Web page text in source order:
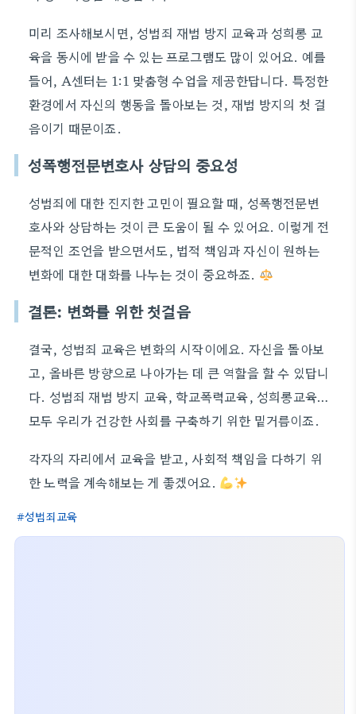
미리 조사해보시면, 성범죄 재범 방지 교육과 성희롱 교
육을 동시에 받을 수 있는 프로그램도 많이 있어요. 예를
들어, A센터는 1:1 맞춤형 수업을 제공한답니다. 특정한
환경에서 자신의 행동을 돌아보는 것, 재범 방지의 첫 걸
음이기 때문이죠.
성폭행전문변호사 상담의 중요성
성범죄에 대한 진지한 고민이 필요할 때, 성폭행전문변
호사와 상담하는 것이 큰 도움이 될 수 있어요. 이렇게 전
문적인 조언을 받으면서도, 법적 책임과 자신이 원하는
변화에 대한 대화를 나누는 것이 중요하죠.
결론: 변화를 위한 첫걸음
결국, 성범죄 교육은 변화의 시작이에요. 자신을 돌아보
고, 올바른 방향으로 나아가는 데 큰 역할을 할 수 있답니
다. 성범죄 재범 방지 교육, 학교폭력교육, 성희롱교육…
모두 우리가 건강한 사회를 구축하기 위한 밑거름이죠.
각자의 자리에서 교육을 받고, 사회적 책임을 다하기 위
한 노력을 계속해보는 게 좋겠어요.
성범죄교육